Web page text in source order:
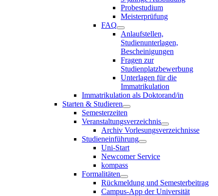
Probestudium
Meisterprüfung
FAQ
Anlaufstellen,
Studienunterlagen,
Bescheinigungen
Fragen zur
Studienplatzbewerbung
Unterlagen für die
Immatrikulation
Immatrikulation als Doktorand/in
Starten & Studieren
Semesterzeiten
Veranstaltungsverzeichnis
Archiv Vorlesungsverzeichnisse
Studieneinführung
Uni-Start
Newcomer Service
kompass
Formalitäten
Rückmeldung und Semesterbeitrag
Campus-App der Universität